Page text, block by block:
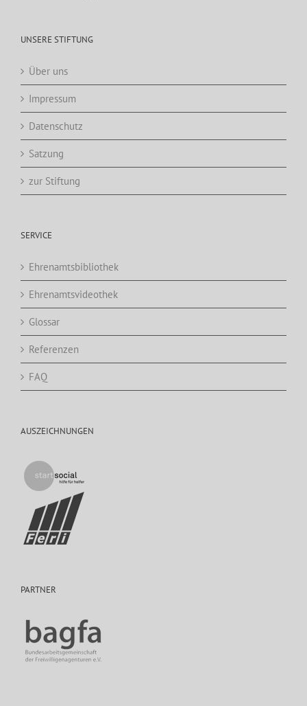
UNSERE STIFTUNG
Über uns
Impressum
Datenschutz
Satzung
zur Stiftung
SERVICE
Ehrenamtsbibliothek
Ehrenamtsvideothek
Glossar
Referenzen
FAQ
AUSZEICHNUNGEN
PARTNER